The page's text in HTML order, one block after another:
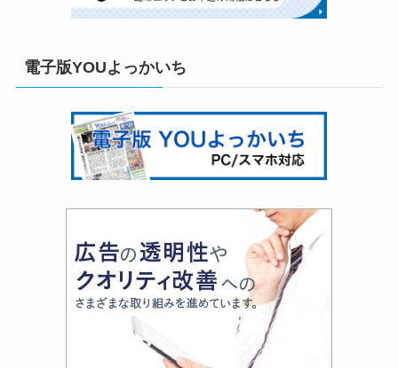
電子版YOUよっかいち